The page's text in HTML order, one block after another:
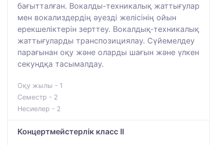
бағытталған. Вокалды-техникалық жаттығулар
мен вокализдердің әуезді желісінің ойын
ерекшеліктерін зерттеу. Вокалдық-техникалық
жаттығуларды транспозициялау. Сүйемелдеу
парағынан оқу және оларды шағын және үлкен
секундқа тасымалдау.
Оқу жылы - 1
Семестр - 2
Несиелер - 2
Концертмейстерлік класс II